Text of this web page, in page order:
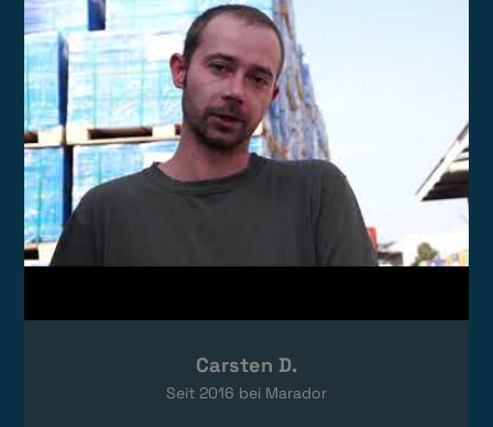
Es gelten die
Datenschutzerklärungen
Carsten D.
Seit 2016 bei Marador